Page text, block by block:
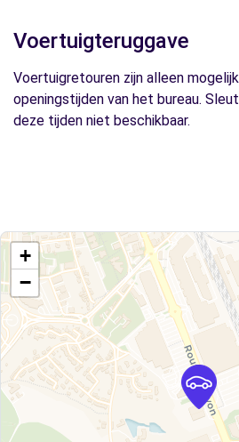
Voertuigteruggave
Voertuigretouren zijn alleen
openingstijden van het bureau.
deze tijden niet beschikbaar.
+
−